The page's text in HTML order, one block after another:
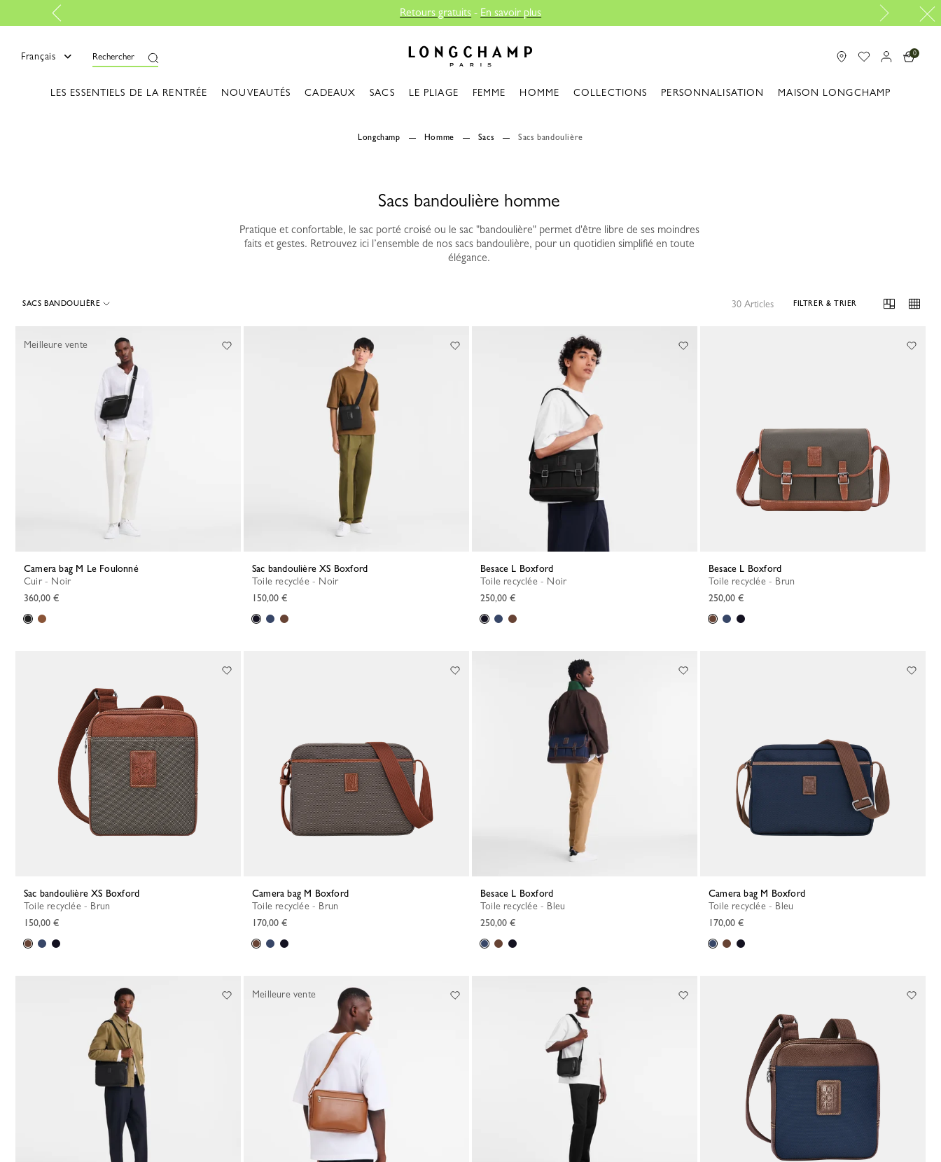
Retours gratuits-En savoir plus
Français Rechercher 0
LES ESSENTIELS DE LA RENTRÉE NOUVEAUTÉS CADEAUX SACS LE PLIAGE FEMME HOMME COLLECTIONS PERSONNALISATION MAISON LONGCHAMP
Longchamp Homme Sacs Sacs bandoulière
Sacs bandoulière homme
Pratique et confortable, le sac porté croisé ou le sac "bandoulière" permet d'être libre de ses moindres
faits et gestes. Retrouvez ici l’ensemble de nos sacs bandoulière, pour un quotidien simplifié en toute
élégance.
SACS BANDOULIÈRE 30 Articles FILTRER & TRIER
Camera bag M Le Foulonné
Cuir - Noir
360,00 €
Meilleure vente
Sac bandoulière XS Boxford
Toile recyclée - Noir
150,00 €
Besace L Boxford
Toile recyclée - Noir
250,00 €
Besace L Boxford
Toile recyclée - Brun
250,00 €
Sac bandoulière XS Boxford
Toile recyclée - Brun
150,00 €
Camera bag M Boxford
Toile recyclée - Brun
170,00 €
Besace L Boxford
Toile recyclée - Bleu
250,00 €
Camera bag M Boxford
Toile recyclée - Bleu
170,00 €
Meilleure vente